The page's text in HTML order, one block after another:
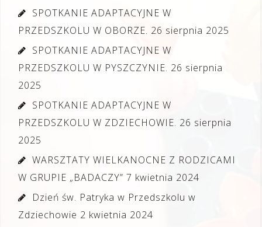
SPOTKANIE ADAPTACYJNE W
PRZEDSZKOLU W OBORZE. 26 sierpnia 2025
SPOTKANIE ADAPTACYJNE W
PRZEDSZKOLU W PYSZCZYNIE. 26 sierpnia
2025
SPOTKANIE ADAPTACYJNE W
PRZEDSZKOLU W ZDZIECHOWIE. 26 sierpnia
2025
WARSZTATY WIELKANOCNE Z RODZICAMI
W GRUPIE „BADACZY” 7 kwietnia 2024
Dzień św. Patryka w Przedszkolu w
Zdziechowie 2 kwietnia 2024